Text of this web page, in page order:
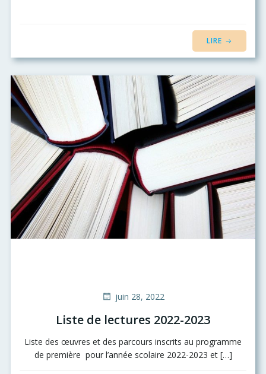
LIRE
juin 28, 2022
Liste de lectures 2022-2023
Liste des œuvres et des parcours inscrits au programme
de première pour l’année scolaire 2022-2023 et […]